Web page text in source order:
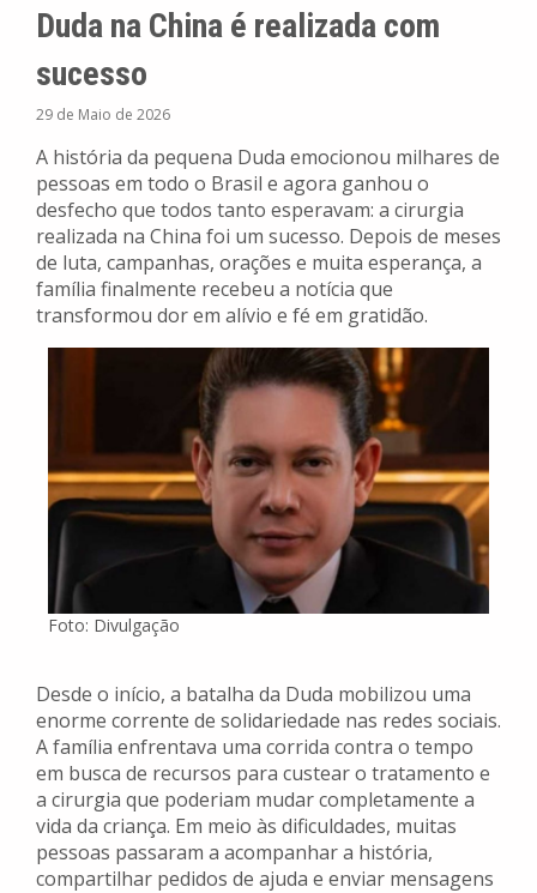
Duda na China é realizada com
sucesso
29 de Maio de 2026
A história da pequena Duda emocionou milhares de
pessoas em todo o Brasil e agora ganhou o
desfecho que todos tanto esperavam: a cirurgia
realizada na China foi um sucesso. Depois de meses
de luta, campanhas, orações e muita esperança, a
família finalmente recebeu a notícia que
transformou dor em alívio e fé em gratidão.
Foto: Divulgação
Desde o início, a batalha da Duda mobilizou uma
enorme corrente de solidariedade nas redes sociais.
A família enfrentava uma corrida contra o tempo
em busca de recursos para custear o tratamento e
a cirurgia que poderiam mudar completamente a
vida da criança. Em meio às dificuldades, muitas
pessoas passaram a acompanhar a história,
compartilhar pedidos de ajuda e enviar mensagens